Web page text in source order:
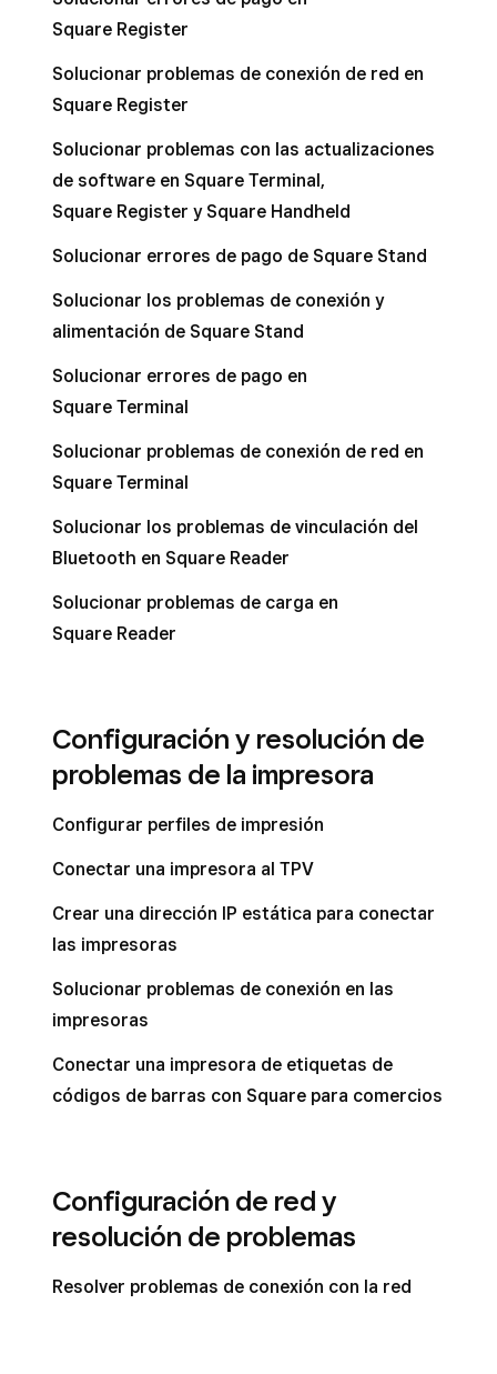
Square Register y Square Handheld
Configurar los ajustes de las notificaciones
Square Kiosk
Crear, asignar y editar perfiles de
Transferir cuentas desde dispositivos no
Square Register
Solucionar problemas de conexión de red en
Square Register
Solucionar problemas con las actualizaciones
de software en Square Terminal,
Square Register y Square Handheld
Solucionar errores de pago de Square Stand
Solucionar los problemas de conexión y
alimentación de Square Stand
Solucionar errores de pago en
Square Terminal
Solucionar problemas de conexión de red en
Square Terminal
Solucionar los problemas de vinculación del
Bluetooth en Square Reader
Solucionar problemas de carga en
Square Reader
Configuración y resolución de
problemas de la impresora
Configurar perfiles de impresión
Conectar una impresora al TPV
Crear una dirección IP estática para conectar
las impresoras
Solucionar problemas de conexión en las
impresoras
Conectar una impresora de etiquetas de
códigos de barras con Square para comercios
Configuración de red y
resolución de problemas
Resolver problemas de conexión con la red